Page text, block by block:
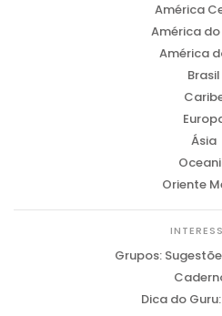
América
América
América
Brasil
Ásia
Oriente
Grupos:
Dica do